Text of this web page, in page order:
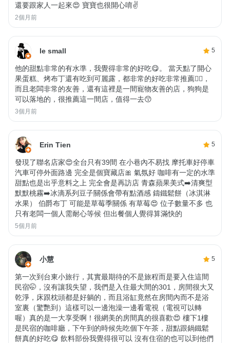
還要跟家人一起來😍 寶寶也很開心唷✌️
2個月前
le small 5
他的甜點非常的有水準，我覺得非常的好吃😋。 當天點了開心
果蛋糕、烤布丁還有吃到可麗露，都非常的好吃非常推薦👍🏻，
而且老闆非常的友善，還有這裡是一間寵物友善的店，狗狗是
可以落地的，很推薦這一間店，值得一去😙
3個月前
Erin Tien 5
發現了聯名店家😍全台只有39間 在小巷內不易找 摩托車好停車
汽車可停外面路邊 完全是個寶藏店🎀 氣氛好 咖啡有一定的水準
甜點也是出乎意料之上 完全會是再訪店 青森蘋果美式➡️清爽型
默默桃霧➡️冰滴系列豆子關係會帶有點酒感 鑄鐵鬆餅（冰淇淋
水果） 伯爵布丁 可能是草莓季關係 有草莓😍 位子數量不多 也
只有老闆一個人需耐心等候 但出餐個人覺得算滿快的
5個月前
小慧 5
第一次到台東小旅行，其實最期待的不是旅程而是要入住這間
民宿🤭，沒有讓我失望，我們是入住最大間的301，房間很大又
乾淨，床跟枕頭都是好躺的，而且浴缸竟然在房間內而不是浴
室裏（驚艷到）這樣可以一邊泡澡一邊看電視（電視可以轉
喔）真的是一大享受啊！很網美的房間真的很喜歡😍 樓下1樓
是民宿的咖啡廳，下午到的時候先吃個下午茶，甜點跟鍋鐵鬆
餅真的好吃😋 飲料部份我覺得很可以 沒有住宿的也可以到他們